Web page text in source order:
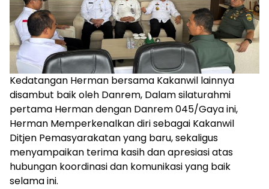
Kedatangan Herman bersama Kakanwil lainnya
disambut baik oleh Danrem, Dalam silaturahmi
pertama Herman dengan Danrem 045/Gaya ini,
Herman Memperkenalkan diri sebagai Kakanwil
Ditjen Pemasyarakatan yang baru, sekaligus
menyampaikan terima kasih dan apresiasi atas
hubungan koordinasi dan komunikasi yang baik
selama ini.